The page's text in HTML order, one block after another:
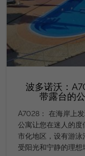
波多诺沃：
带露台的
A7028： 在海岸上
公寓让您在迷人的
市化地区，设有游
受阳光和宁静的理想